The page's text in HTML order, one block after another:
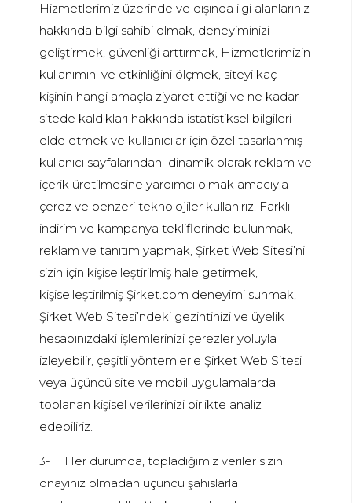
Hizmetlerimiz üzerinde ve dışında ilgi alanlarınız
hakkında bilgi sahibi olmak, deneyiminizi
geliştirmek, güvenliği arttırmak, Hizmetlerimizin
kullanımını ve etkinliğini ölçmek, siteyi kaç
kişinin hangi amaçla ziyaret ettiği ve ne kadar
sitede kaldıkları hakkında istatistiksel bilgileri
elde etmek ve kullanıcılar için özel tasarlanmış
kullanıcı sayfalarından dinamik olarak reklam ve
içerik üretilmesine yardımcı olmak amacıyla
çerez ve benzeri teknolojiler kullanırız. Farklı
indirim ve kampanya tekliflerinde bulunmak,
reklam ve tanıtım yapmak, Şirket Web Sitesi’ni
sizin için kişiselleştirilmiş hale getirmek,
kişiselleştirilmiş Şirket.com deneyimi sunmak,
Şirket Web Sitesi’ndeki gezintinizi ve üyelik
hesabınızdaki işlemlerinizi çerezler yoluyla
izleyebilir, çeşitli yöntemlerle Şirket Web Sitesi
veya üçüncü site ve mobil uygulamalarda
toplanan kişisel verilerinizi birlikte analiz
edebiliriz.
3-
Her durumda, topladığımız veriler sizin
onayınız olmadan üçüncü şahıslarla